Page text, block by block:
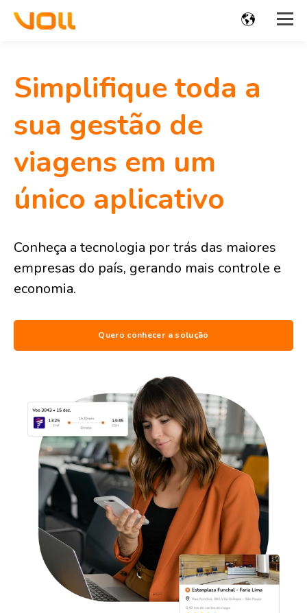
Simplifique toda a
sua gestão de
viagens em um
único aplicativo
Conheça a tecnologia por trás das maiores
empresas do país, gerando mais controle e
economia.
Quero conhecer a solução